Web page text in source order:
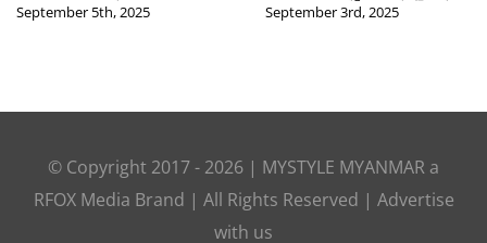
September 5th, 2025 September 3rd, 2025
© Copyright 2017 - 2026 | MYSTYLE MYANMAR a
RFOX Media Brand | All Rights Reserved | Advertise
with us